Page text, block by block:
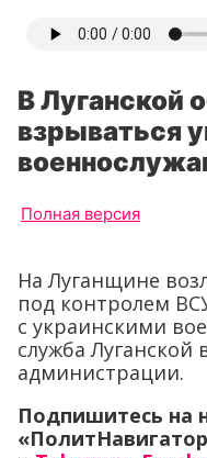
В Луганской
взрываться
Полная версия
На Луганщине
под контролем
с украинскими
служба Луганской
администрации.
Подпишитесь на